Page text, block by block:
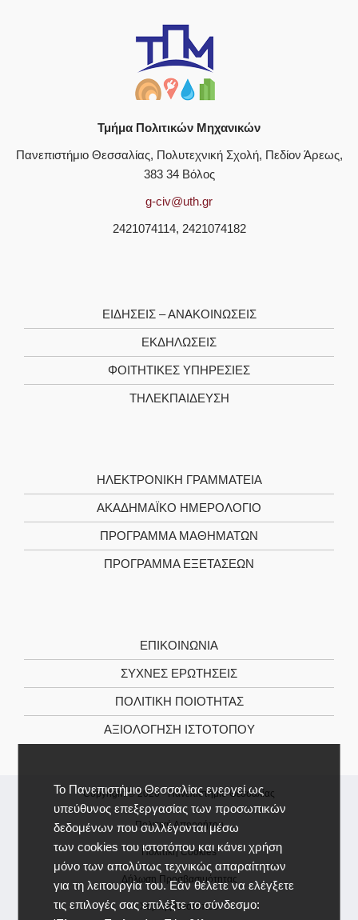
Το Πανεπιστήμιο Θεσσαλίας ενεργεί ως
υπεύθυνος επεξεργασίας των προσωπικών
δεδομένων που συλλέγονται μέσω
των cookies του ιστοτόπου και κάνει χρήση
μόνο των απολύτως τεχνικώς απαραίτητων
για τη λειτουργία του. Εάν θέλετε να ελέγξετε
τις επιλογές σας επιλέξτε το σύνδεσμο:
Τμήμα Πολιτικών Μηχανικών
Πανεπιστήμιο Θεσσαλίας, Πολυτεχνική Σχολή, Πεδίον Άρεως,
383 34 Βόλος
g-civ@uth.gr
2421074114, 2421074182
ΕΙΔΗΣΕΙΣ – ΑΝΑΚΟΙΝΩΣΕΙΣ
ΕΚΔΗΛΩΣΕΙΣ
ΦΟΙΤΗΤΙΚΈΣ ΥΠΗΡΕΣΊΕΣ
ΤΗΛΕΚΠΑΊΔΕΥΣΗ
ΗΛΕΚΤΡΟΝΙΚΉ ΓΡΑΜΜΑΤΕΊΑ
ΑΚΑΔΗΜΑΪΚΌ ΗΜΕΡΟΛΌΓΙΟ
ΠΡΌΓΡΑΜΜΑ ΜΑΘΗΜΆΤΩΝ
ΠΡΌΓΡΑΜΜΑ ΕΞΕΤΆΣΕΩΝ
ΕΠΙΚΟΙΝΩΝΊΑ
ΣΥΧΝΕΣ ΕΡΩΤΗΣΕΙΣ
ΠΟΛΙΤΙΚΉ ΠΟΙΌΤΗΤΑΣ
ΑΞΙΟΛΌΓΗΣΗ ΙΣΤΌΤΟΠΟΥ
Copyright © 2026 -Πανεπιστήμιο Θεσσαλίας
Πολιτική Απορρήτου
Πολιτική Cookies
Δήλωση Προσβασιμότητας
Χάρτης Ιστοτόπου